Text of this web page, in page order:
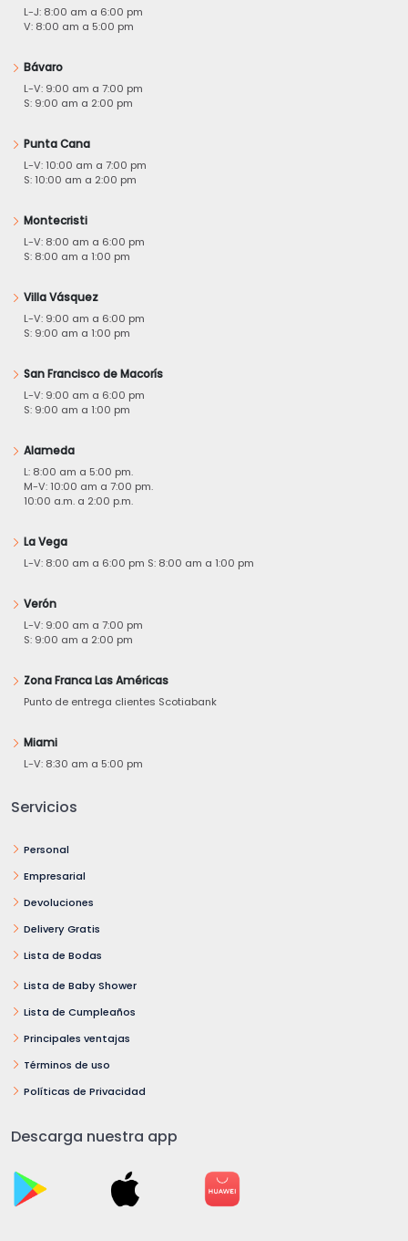
L-J: 8:00 am a 6:00 pm
V: 8:00 am a 5:00 pm
Bávaro
L-V: 9:00 am a 7:00 pm
S: 9:00 am a 2:00 pm
Punta Cana
L-V: 10:00 am a 7:00 pm
S: 10:00 am a 2:00 pm
Montecristi
L-V: 8:00 am a 6:00 pm
S: 8:00 am a 1:00 pm
Villa Vásquez
L-V: 9:00 am a 6:00 pm
S: 9:00 am a 1:00 pm
San Francisco de Macorís
L-V: 9:00 am a 6:00 pm
S: 9:00 am a 1:00 pm
Alameda
L: 8:00 am a 5:00 pm.
M-V: 10:00 am a 7:00 pm.
10:00 a.m. a 2:00 p.m.
La Vega
L-V: 8:00 am a 6:00 pm S: 8:00 am a 1:00 pm
Verón
L-V: 9:00 am a 7:00 pm
S: 9:00 am a 2:00 pm
Zona Franca Las Américas
Punto de entrega clientes Scotiabank
Miami
L-V: 8:30 am a 5:00 pm
Servicios
Personal
Empresarial
Devoluciones
Delivery Gratis
Lista de Bodas
Lista de Baby Shower
Lista de Cumpleaños
Principales ventajas
Términos de uso
Políticas de Privacidad
Descarga nuestra app